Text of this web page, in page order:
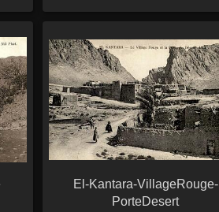
El-Kantara-VillageRouge-
PorteDesert